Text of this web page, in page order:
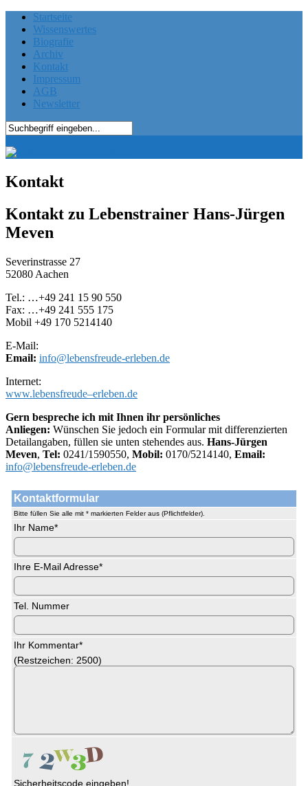
Startseite
Wissenswertes
Biografie
Archiv
Kontakt
Impressum
AGB
Newsletter
Kontakt
Kontakt zu Lebenstrainer Hans-Jürgen
Meven
Severinstrasse 27
52080 Aachen
Tel.: …+49 241 15 90 550
Fax: …+49 241 555 175
Mobil +49 170 5214140
E-Mail:
Email: info@lebensfreude-erleben.de
Internet:
www.lebensfreude–erleben.de
Gern bespreche ich mit Ihnen ihr persönliches
Anliegen: Wünschen Sie jedoch ein Formular mit differenzierten
Detailangaben, füllen sie unten stehendes aus. Hans-Jürgen
Meven, Tel: 0241/1590550, Mobil: 0170/5214140, Email:
info@lebensfreude-erleben.de